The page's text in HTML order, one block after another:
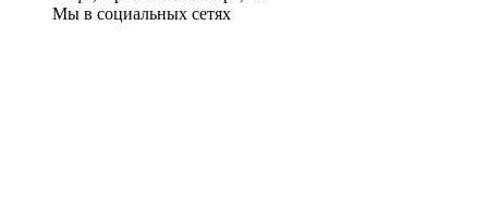
Мы в социальных сетях